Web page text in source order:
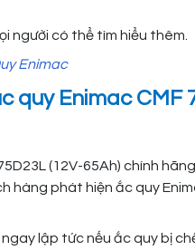
người có thể tìm hiểu thêm.
Enimac
quy Enimac CMF
(12V-65Ah) chính
hàng phát hiện ắc quy
lập tức nếu ắc quy bị